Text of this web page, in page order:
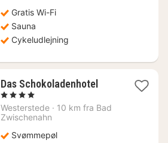
720
Gratis Wi-Fi
Sauna
Cykeludlejning
Das Schokoladenhotel1
fra
, 4 Stjerner
Westerstede · 10 km fra Bad
Zwischenahn
Svømmepøl